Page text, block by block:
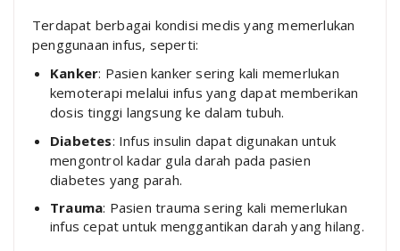
Terdapat berbagai kondisi medis yang memerlukan
penggunaan infus, seperti:
Kanker: Pasien kanker sering kali memerlukan
kemoterapi melalui infus yang dapat memberikan
dosis tinggi langsung ke dalam tubuh.
Diabetes: Infus insulin dapat digunakan untuk
mengontrol kadar gula darah pada pasien
diabetes yang parah.
Trauma: Pasien trauma sering kali memerlukan
infus cepat untuk menggantikan darah yang hilang.